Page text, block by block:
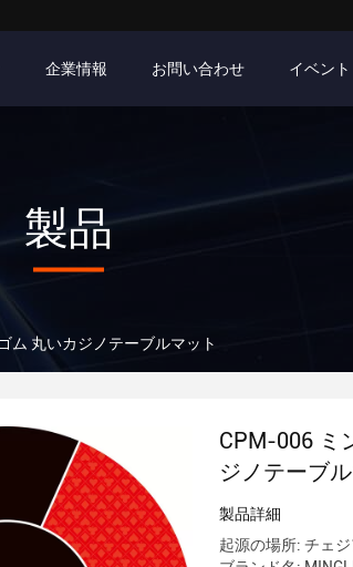
企業情報 お問い合わせ イベント
製品
ム 丸いカジノテーブルマット
CPM-006 ミ
ジノテーブ
製品詳細
起源の場所: チェ